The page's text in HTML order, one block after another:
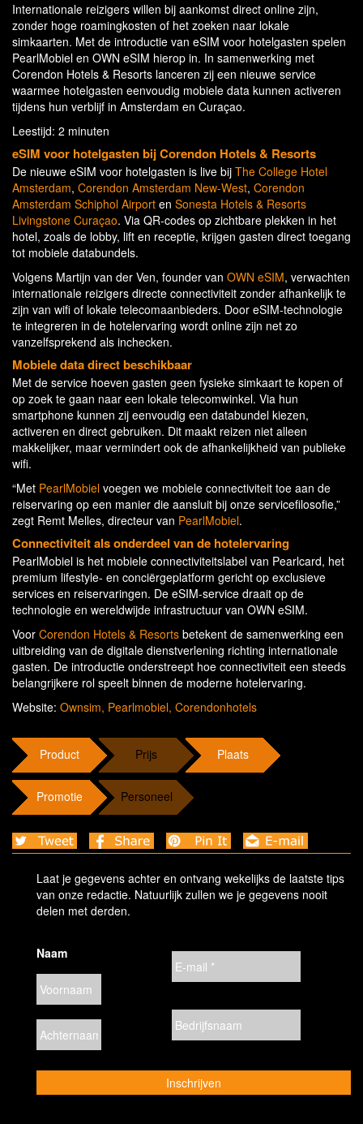
Internationale reizigers willen bij aankomst direct online zijn,
zonder hoge roamingkosten of het zoeken naar lokale
simkaarten. Met de introductie van eSIM voor hotelgasten spelen
PearlMobiel en OWN eSIM hierop in. In samenwerking met
Corendon Hotels & Resorts lanceren zij een nieuwe service
waarmee hotelgasten eenvoudig mobiele data kunnen activeren
tijdens hun verblijf in Amsterdam en Curaçao.
Leestijd: 2 minuten
eSIM voor hotelgasten bij Corendon Hotels & Resorts
De nieuwe eSIM voor hotelgasten is live bij The College Hotel
Amsterdam, Corendon Amsterdam New-West, Corendon
Amsterdam Schiphol Airport en Sonesta Hotels & Resorts
Livingstone Curaçao. Via QR-codes op zichtbare plekken in het
hotel, zoals de lobby, lift en receptie, krijgen gasten direct toegang
tot mobiele databundels.
Volgens Martijn van der Ven, founder van OWN eSIM, verwachten
internationale reizigers directe connectiviteit zonder afhankelijk te
zijn van wifi of lokale telecomaanbieders. Door eSIM-technologie
te integreren in de hotelervaring wordt online zijn net zo
vanzelfsprekend als inchecken.
Mobiele data direct beschikbaar
Met de service hoeven gasten geen fysieke simkaart te kopen of
op zoek te gaan naar een lokale telecomwinkel. Via hun
smartphone kunnen zij eenvoudig een databundel kiezen,
activeren en direct gebruiken. Dit maakt reizen niet alleen
makkelijker, maar vermindert ook de afhankelijkheid van publieke
wifi.
“Met PearlMobiel voegen we mobiele connectiviteit toe aan de
reiservaring op een manier die aansluit bij onze servicefilosofie,”
zegt Remt Melles, directeur van PearlMobiel.
Connectiviteit als onderdeel van de hotelervaring
PearlMobiel is het mobiele connectiviteitslabel van Pearlcard, het
premium lifestyle- en conciërgeplatform gericht op exclusieve
services en reiservaringen. De eSIM-service draait op de
technologie en wereldwijde infrastructuur van OWN eSIM.
Voor Corendon Hotels & Resorts betekent de samenwerking een
uitbreiding van de digitale dienstverlening richting internationale
gasten. De introductie onderstreept hoe connectiviteit een steeds
belangrijkere rol speelt binnen de moderne hotelervaring.
Website: Ownsim, Pearlmobiel, Corendonhotels
Product Prijs Plaats
Promotie Personeel
Laat je gegevens achter en ontvang wekelijks de laatste tips
van onze redactie. Natuurlijk zullen we je gegevens nooit
delen met derden.
Naam